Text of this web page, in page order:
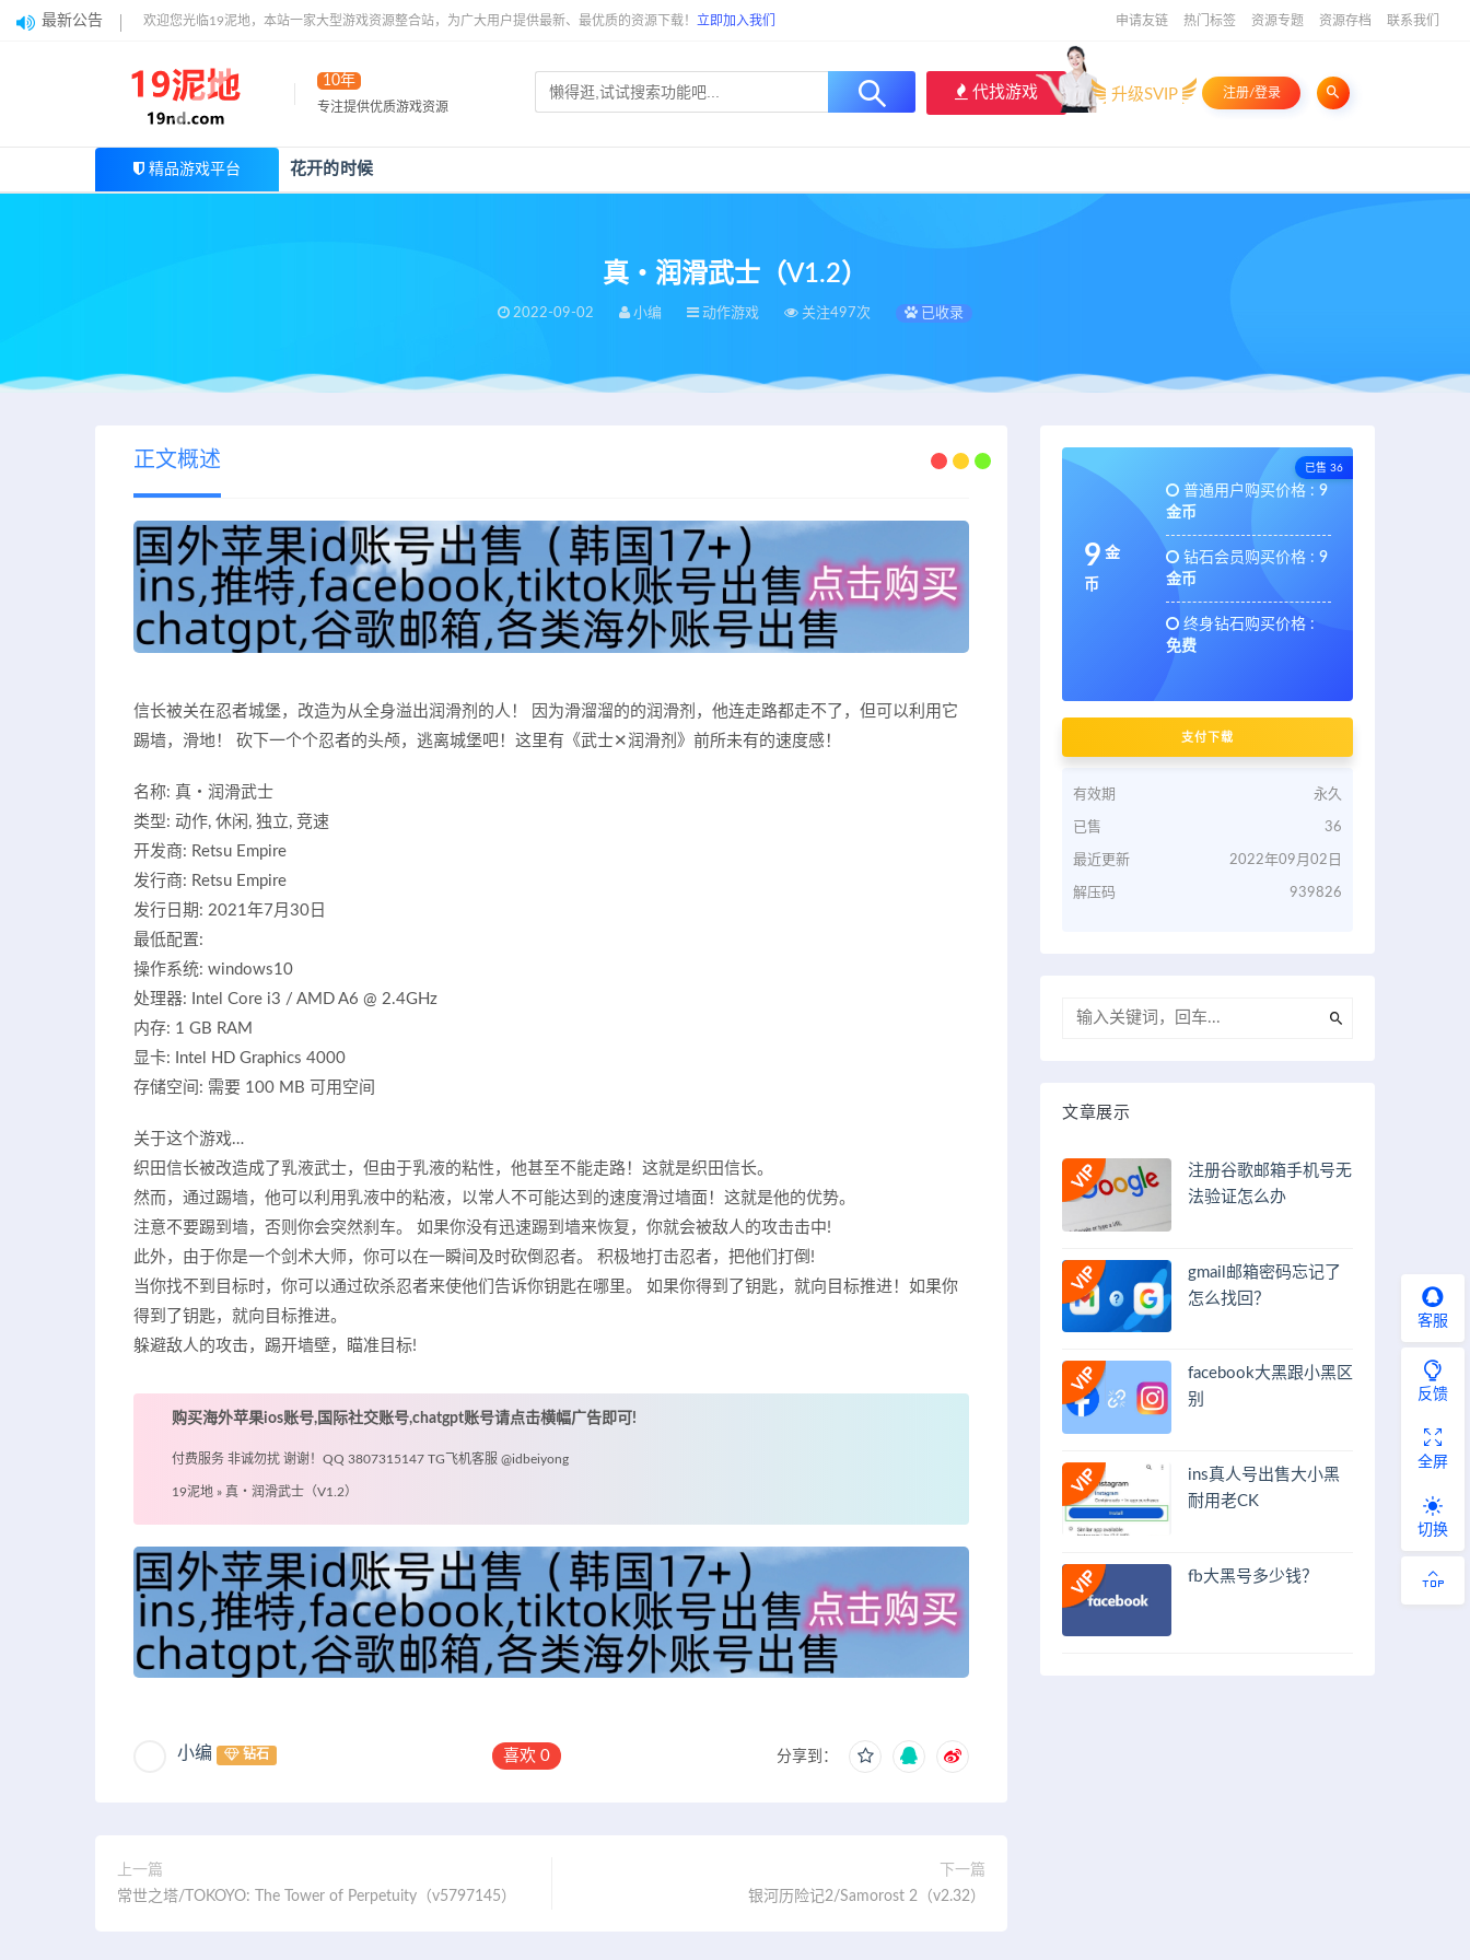
最新公告 欢迎您光临19泥地，本站一家大型游戏资源整合站，为广大用户提供最新、最优质的资源下载！ 立即加入我们 申请友链 热门标签 资源专题 资源存档 联系我们
10年
专注提供优质游戏资源
代找游戏 升级SVIP 注册/登录
精品游戏平台 花开的时候
真・润滑武士（V1.2）
2022-09-02 小编 动作游戏 关注497次 已收录
正文概述
信长被关在忍者城堡，改造为从全身溢出润滑剂的人！ 因为滑溜溜的的润滑剂，他连走路都走不了，但可以利用它
踢墙，滑地！ 砍下一个个忍者的头颅，逃离城堡吧！这里有《武士✕润滑剂》前所未有的速度感！
名称: 真・润滑武士
类型: 动作, 休闲, 独立, 竞速
开发商: Retsu Empire
发行商: Retsu Empire
发行日期: 2021年7月30日
最低配置:
操作系统: windows10
处理器: Intel Core i3 / AMD A6 @ 2.4GHz
内存: 1 GB RAM
显卡: Intel HD Graphics 4000
存储空间: 需要 100 MB 可用空间
关于这个游戏…
织田信长被改造成了乳液武士，但由于乳液的粘性，他甚至不能走路！这就是织田信长。
然而，通过踢墙，他可以利用乳液中的粘液，以常人不可能达到的速度滑过墙面！这就是他的优势。
注意不要踢到墙，否则你会突然刹车。 如果你没有迅速踢到墙来恢复，你就会被敌人的攻击击中!
此外，由于你是一个剑术大师，你可以在一瞬间及时砍倒忍者。 积极地打击忍者，把他们打倒!
当你找不到目标时，你可以通过砍杀忍者来使他们告诉你钥匙在哪里。 如果你得到了钥匙，就向目标推进！如果你
得到了钥匙，就向目标推进。
躲避敌人的攻击，踢开墙壁，瞄准目标!
购买海外苹果ios账号,国际社交账号,chatgpt账号请点击横幅广告即可!
付费服务 非诚勿扰 谢谢！QQ 3807315147 TG飞机客服 @idbeiyong
19泥地 » 真・润滑武士（V1.2）
小编 钻石 喜欢0 分享到：
上一篇
常世之塔/TOKOYO: The Tower of Perpetuity（v5797145）
下一篇
银河历险记2/Samorost 2（v2.32）
已售 36
9 金
币
普通用户购买价格 : 9
金币
钻石会员购买价格 : 9
金币
终身钻石购买价格 :
免费
支付下载
有效期 永久
已售 36
最近更新 2022年09月02日
解压码 939826
文章展示
注册谷歌邮箱手机号无
法验证怎么办
gmail邮箱密码忘记了
怎么找回？
facebook大黑跟小黑区
别
ins真人号出售大小黑
耐用老CK
fb大黑号多少钱？
客服
反馈
全屏
切换